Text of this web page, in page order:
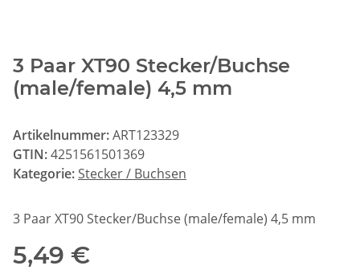
3 Paar XT90 Stecker/Buchse
(male/female) 4,5 mm
Artikelnummer:ART123329
GTIN:4251561501369
Kategorie: Stecker / Buchsen
3 Paar XT90 Stecker/Buchse (male/female) 4,5 mm
5,49 €